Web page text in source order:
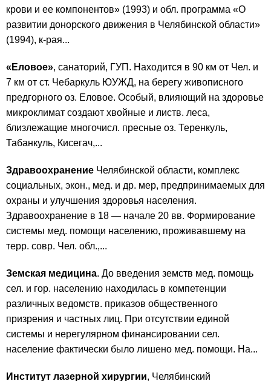
крови и ее компонентов» (1993) и обл. программа «О
развитии донорского движения в Челябинской области»
(1994), к-рая...
«Еловое», санаторий, ГУП. Находится в 90 км от Чел. и
7 км от ст. Чебаркуль ЮУЖД, на берегу живописного
предгорного оз. Еловое. Особый, влияющий на здоровье
микроклимат создают хвойные и листв. леса,
близлежащие многочисл. пресные оз. Теренкуль,
Табанкуль, Кисегач,...
Здравоохранение Челябинской области, комплекс
социальных, экон., мед. и др. мер, предпринимаемых для
охраны и улучшения здоровья населения.
Здравоохранение в 18 — начале 20 вв. Формирование
системы мед. помощи населению, проживавшему на
терр. совр. Чел. обл.,...
Земская медицина. До введения земств мед. помощь
сел. и гор. населению находилась в компетенции
различных ведомств. приказов общественного
призрения и частных лиц. При отсутствии единой
системы и нерегулярном финансировании сел.
население фактически было лишено мед. помощи. На...
Институт лазерной хирургии, Челябинский